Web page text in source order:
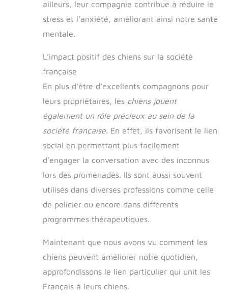
ailleurs, leur compagnie contribue à réduire le
stress et l’anxiété, améliorant ainsi notre santé
mentale.
L’impact positif des chiens sur la société
française
En plus d’être d’excellents compagnons pour
leurs propriétaires, les chiens jouent
également un rôle précieux au sein de la
société française. En effet, ils favorisent le lien
social en permettant plus facilement
d’engager la conversation avec des inconnus
lors des promenades. Ils sont aussi souvent
utilisés dans diverses professions comme celle
de policier ou encore dans différents
programmes thérapeutiques.
Maintenant que nous avons vu comment les
chiens peuvent améliorer notre quotidien,
approfondissons le lien particulier qui unit les
Français à leurs chiens.